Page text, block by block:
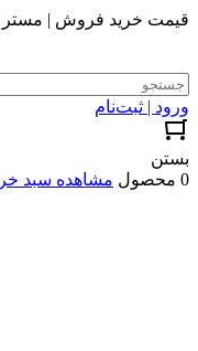
قیمت خرید فروش | مستر
ورود | ثبت‌نام
بستن
0 محصول
مشاهده سبد